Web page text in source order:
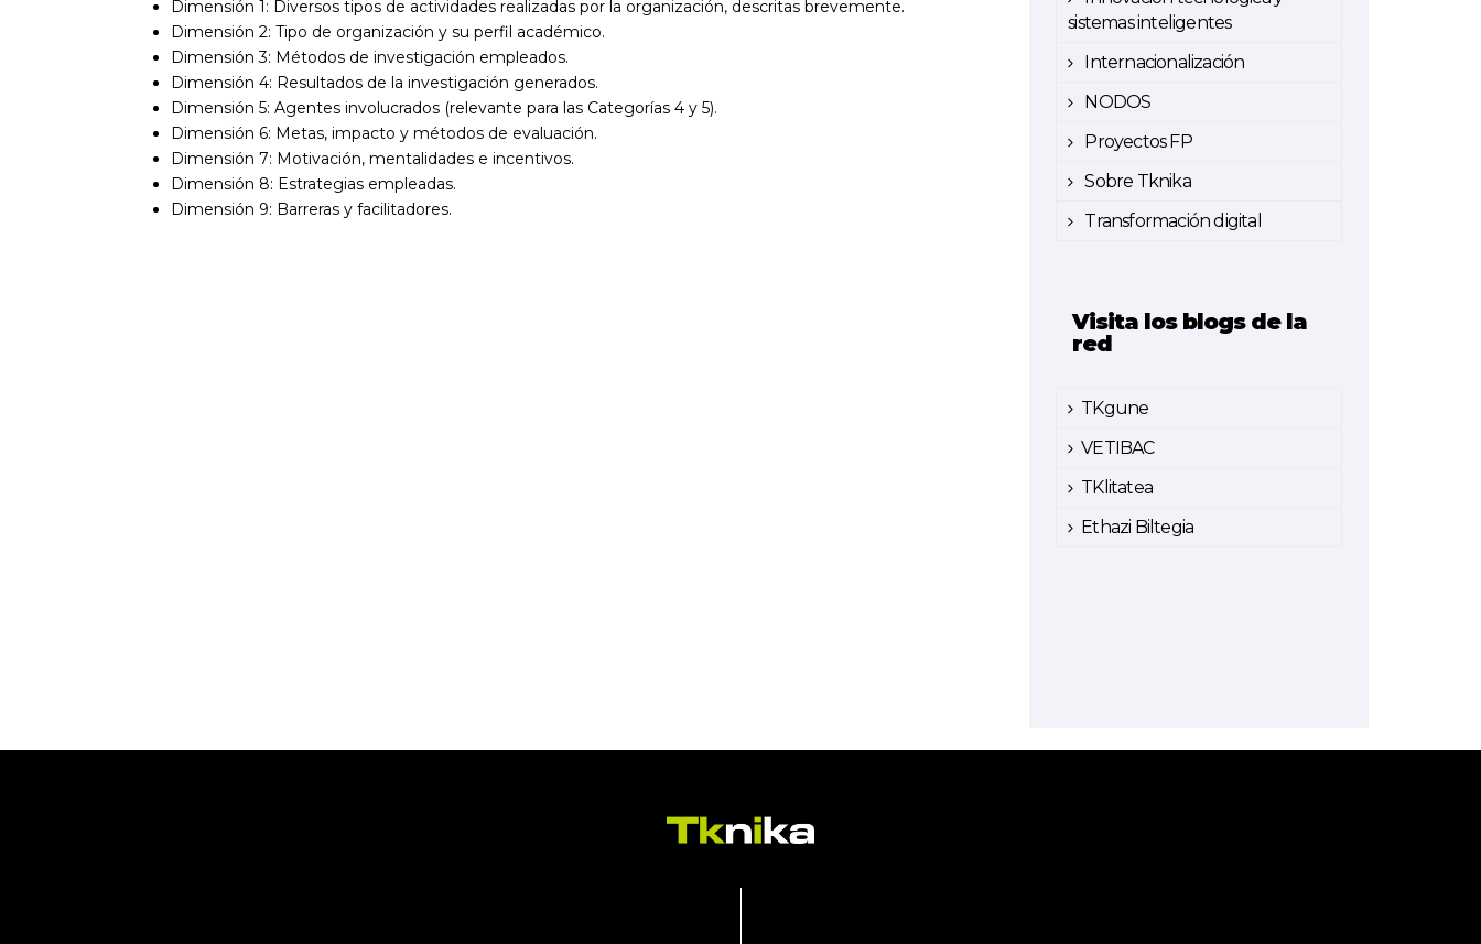
Dimensión 1: Diversos tipos de actividades realizadas por la organización, descritas brevemente.
Dimensión 2: Tipo de organización y su perfil académico.
Dimensión 3: Métodos de investigación empleados.
Dimensión 4: Resultados de la investigación generados.
Dimensión 5: Agentes involucrados (relevante para las Categorías 4 y 5).
Dimensión 6: Metas, impacto y métodos de evaluación.
Dimensión 7: Motivación, mentalidades e incentivos.
Dimensión 8: Estrategias empleadas.
Dimensión 9: Barreras y facilitadores.
sistemas inteligentes
Internacionalización
NODOS
Proyectos FP
Sobre Tknika
Transformación digital
Visita los blogs de la
red
TKgune
VETIBAC
TKlitatea
Ethazi Biltegia